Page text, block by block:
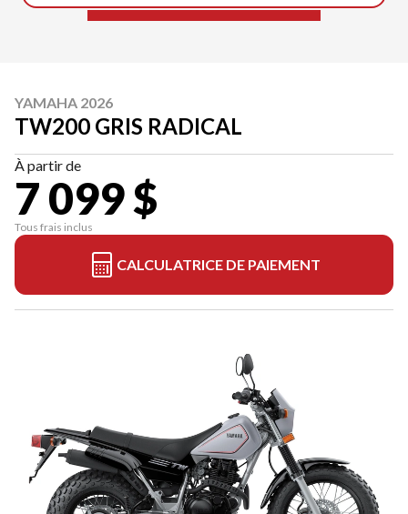
YAMAHA 2026
TW200 GRIS RADICAL
À partir de
7 099 $
Tous frais inclus
CALCULATRICE DE PAIEMENT